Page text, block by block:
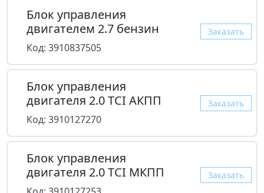
Блок управления
двигателем 2.7 бензин
Код: 3910837505
Заказать
Блок управления
двигателя 2.0 TCI АКПП
Код: 3910127270
Заказать
Блок управления
двигателя 2.0 TCI МКПП
Заказать